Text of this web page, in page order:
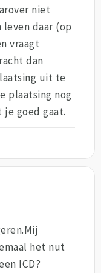
niet
daar (op
vraagt
dan
uit te
plaatsing nog
goed gaat.
het nut
ICD?